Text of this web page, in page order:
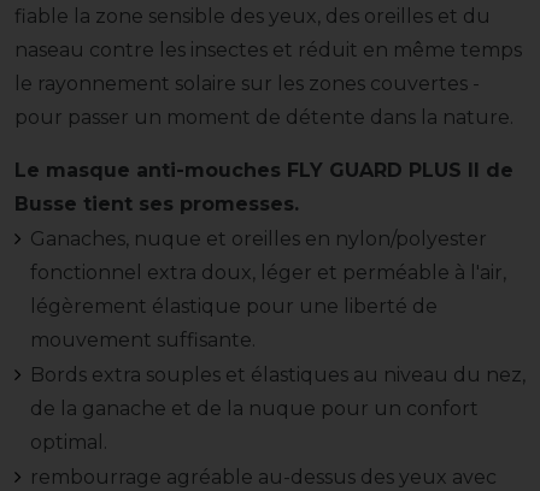
fiable la zone sensible des yeux, des oreilles et du
naseau contre les insectes et réduit en même temps
le rayonnement solaire sur les zones couvertes -
pour passer un moment de détente dans la nature.
Le masque anti-mouches FLY GUARD PLUS II de
Busse tient ses promesses.
Ganaches, nuque et oreilles en nylon/polyester
fonctionnel extra doux, léger et perméable à l'air,
légèrement élastique pour une liberté de
mouvement suffisante.
Bords extra souples et élastiques au niveau du nez,
de la ganache et de la nuque pour un confort
optimal.
rembourrage agréable au-dessus des yeux avec